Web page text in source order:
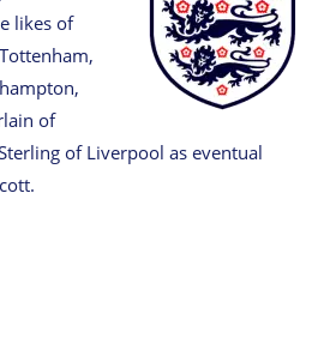
likes of
of
of Liverpool as eventual